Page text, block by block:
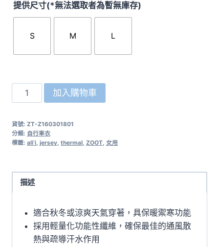
提供尺寸(*無法選取者為暫無庫存)
S M L
國
ALI’i
Thermal
暖
加入購物車
貨號: ZT-Z160301801
分類: 自行車衣
標籤: ali’i, jersey, thermal, ZOOT, 女用
描述
適合秋冬或涼爽天氣穿著，具保暖禦寒功能
採用輕量化功能性纖維，確保最佳的通風散
熱與疏導汗水作用